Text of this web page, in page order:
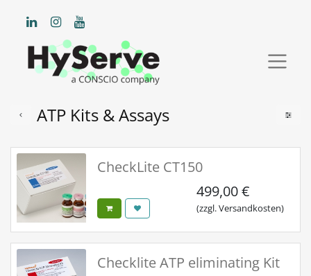
ATP Kits & Assays
CheckLite CT150
499,00€
(zzgl. Versandkosten)
Checklite ATP eliminating Kit